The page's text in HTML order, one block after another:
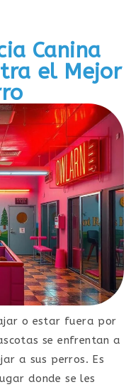
Canina
el Mejor
o estar fuera por
se enfrentan a
a sus perros. Es
donde se les